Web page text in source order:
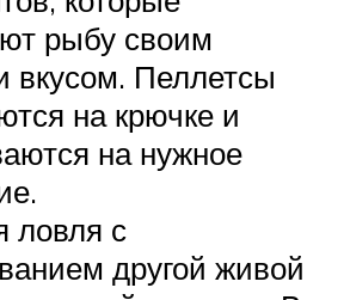
рыбу своим
вкусом. Пеллетсы
на крючке и
на нужное
ловля с
другой живой